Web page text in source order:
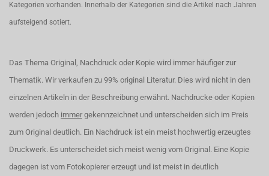
Kategorien vorhanden. Innerhalb der Kategorien sind die Artikel nach Jahren
aufsteigend sotiert.
Das Thema Original, Nachdruck oder Kopie wird immer häufiger zur
Thematik. Wir verkaufen zu 99% original Literatur. Dies wird nicht in den
einzelnen Artikeln in der Beschreibung erwähnt. Nachdrucke oder Kopien
werden jedoch immer gekennzeichnet und unterscheiden sich im Preis
zum Original deutlich. Ein Nachdruck ist ein meist hochwertig erzeugtes
Druckwerk. Es unterscheidet sich meist wenig vom Original. Eine Kopie
dagegen ist vom Fotokopierer erzeugt und ist meist in deutlich